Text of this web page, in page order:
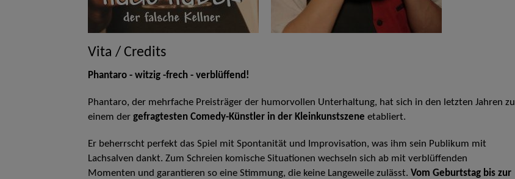
Vita / Credits
Phantaro - witzig -frech - verblüffend!
Phantaro, der mehrfache Preisträger der humorvollen Unterhaltung, hat sich in den letzten Jahren zu
einem der gefragtesten Comedy-Künstler in der Kleinkunstszene etabliert.
Er beherrscht perfekt das Spiel mit Spontanität und Improvisation, was ihm sein Publikum mit
Lachsalven dankt. Zum Schreien komische Situationen wechseln sich ab mit verblüffenden
Momenten und garantieren so eine Stimmung, die keine Langeweile zulässt. Vom Geburtstag bis zur